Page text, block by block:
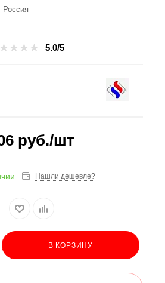
Россия
5.0/5
руб./шт
Нашли дешевле?
В КОРЗИНУ